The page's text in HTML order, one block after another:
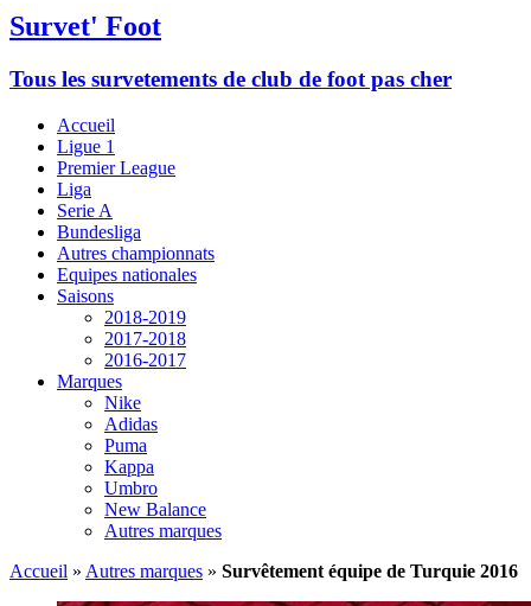
Survet' Foot
Tous les survetements de club de foot pas cher
Accueil
Ligue 1
Premier League
Liga
Serie A
Bundesliga
Autres championnats
Equipes nationales
Saisons
2018-2019
2017-2018
2016-2017
Marques
Nike
Adidas
Puma
Kappa
Umbro
New Balance
Autres marques
Accueil » Autres marques » Survêtement équipe de Turquie 2016